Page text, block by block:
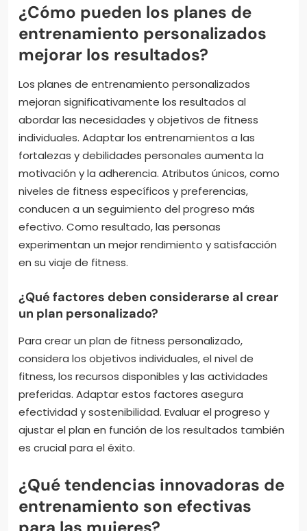
¿Cómo pueden los planes de
entrenamiento personalizados
mejorar los resultados?
Los planes de entrenamiento personalizados
mejoran significativamente los resultados al
abordar las necesidades y objetivos de fitness
individuales. Adaptar los entrenamientos a las
fortalezas y debilidades personales aumenta la
motivación y la adherencia. Atributos únicos, como
niveles de fitness específicos y preferencias,
conducen a un seguimiento del progreso más
efectivo. Como resultado, las personas
experimentan un mejor rendimiento y satisfacción
en su viaje de fitness.
¿Qué factores deben considerarse al crear
un plan personalizado?
Para crear un plan de fitness personalizado,
considera los objetivos individuales, el nivel de
fitness, los recursos disponibles y las actividades
preferidas. Adaptar estos factores asegura
efectividad y sostenibilidad. Evaluar el progreso y
ajustar el plan en función de los resultados también
es crucial para el éxito.
¿Qué tendencias innovadoras de
entrenamiento son efectivas